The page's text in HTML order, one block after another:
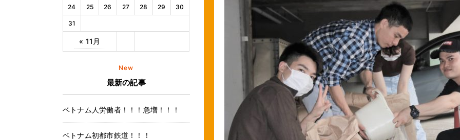
« 11月
24 25 26 27 28 29 30
31
New
最新の記事
ベトナム人労働者！！！急増！！！
ベトナム初都市鉄道！！！